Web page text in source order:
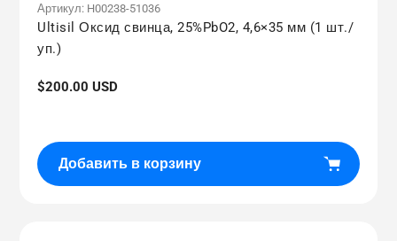
Артикул: H00238-51036
Ultisil Оксид свинца, 25%PbO2, 4,6×35 мм (1 шт./
уп.)
Обычная
$200.00 USD
Добавить в корзину